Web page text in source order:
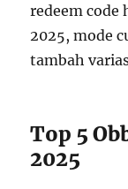
redeem code
2025, mode
tambah
Top 5
2025